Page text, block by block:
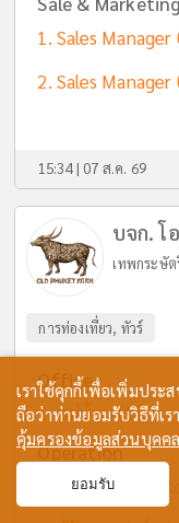
Sales
Sales
15:34 | 07 ส.ค. 69
บจก. โ
เทพกระษัต
การท่องเที่ยว, ทัวร์
Office
แม่บ้าน(1)
Operation
Content
เราใช้คุกกี้เพื่อเพิ่มประ
ถือว่าท่านยอมรับวิธีที่เ
คุ้มครองข้อมูลส่วนบุคคล
ยอมรับ